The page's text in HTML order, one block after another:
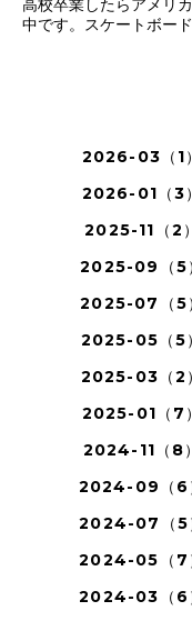
高校卒業したらアメリ
中です。スケートボー
2026-03（1）
2026-01（3）
2025-11（2）
2025-09（5
2025-07（5
2025-05（5
2025-03（2
2025-01（7）
2024-11（8）
2024-09（6
2024-07（5
2024-05（7
2024-03（6